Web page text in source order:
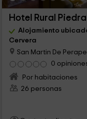
Hotel Rural
Alojamiento
Cervera
San Martin De
0
Por habitaciones
26 personas